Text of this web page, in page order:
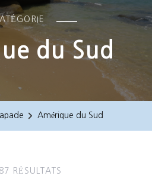
du Sud
Amérique du Sud
RÉSULTATS